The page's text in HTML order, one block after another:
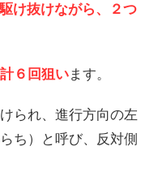
け抜けながら、２つ
６回狙います。
られ、進行方向の左
ち）と呼び、反対側